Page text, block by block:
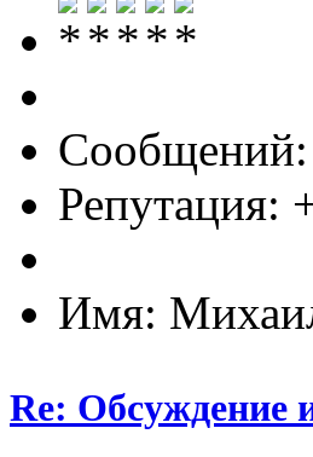
Репутация:
Имя:
Re: